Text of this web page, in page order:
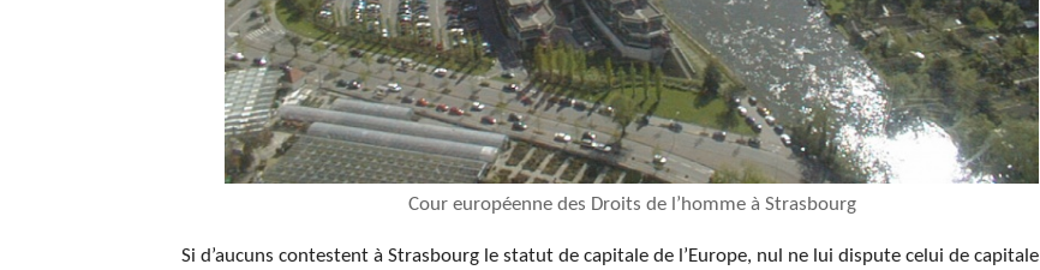
Cour européenne des Droits de l’homme à Strasbourg
Si d’aucuns contestent à Strasbourg le statut de capitale de l’Europe, nul ne lui dispute celui de capitale